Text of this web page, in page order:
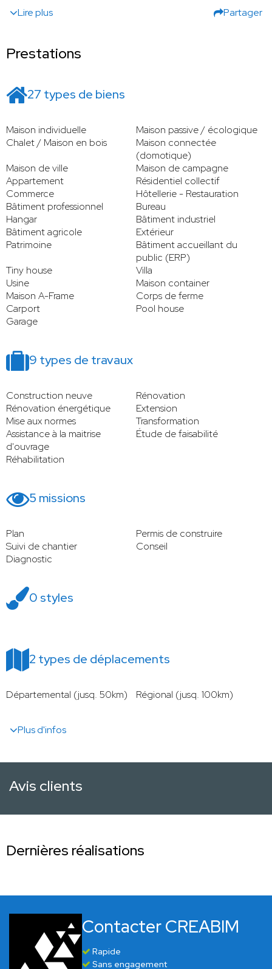
Lire plus
Partager
Prestations
27 types de biens
Maison individuelle
Maison passive / écologique
Chalet / Maison en bois
Maison connectée
(domotique)
Maison de ville
Maison de campagne
Appartement
Résidentiel collectif
Commerce
Hôtellerie - Restauration
Bâtiment professionnel
Bureau
Hangar
Bâtiment industriel
Bâtiment agricole
Extérieur
Patrimoine
Bâtiment accueillant du
public (ERP)
Tiny house
Villa
Usine
Maison container
Maison A-Frame
Corps de ferme
Carport
Pool house
Garage
9 types de travaux
Construction neuve
Rénovation
Rénovation énergétique
Extension
Mise aux normes
Transformation
Assistance à la maitrise
d'ouvrage
Étude de faisabilité
Réhabilitation
5 missions
Plan
Permis de construire
Suivi de chantier
Conseil
Diagnostic
0 styles
2 types de déplacements
Départemental (jusq. 50km) Régional (jusq. 100km)
Plus d'infos
Avis clients
Dernières réalisations
Contacter CREABIM
Rapide
Sans engagement